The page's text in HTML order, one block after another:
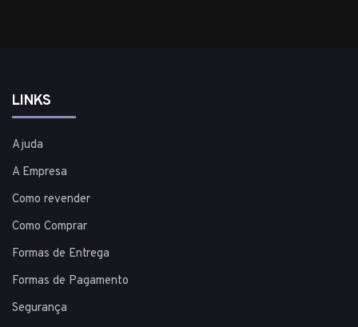
LINKS
Ajuda
A Empresa
Como revender
Como Comprar
Formas de Entrega
Formas de Pagamento
Segurança